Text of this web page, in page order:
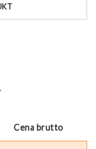
Cena brutto